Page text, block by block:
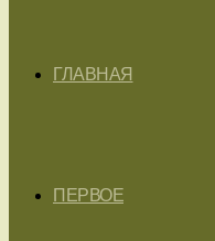
ГЛАВНАЯ
ПЕРВОЕ